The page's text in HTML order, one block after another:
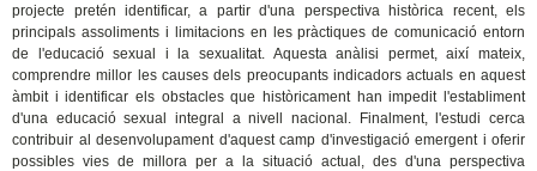
projecte pretén identificar, a partir d'una perspectiva històrica recent, els
principals assoliments i limitacions en les pràctiques de comunicació entorn
de l'educació sexual i la sexualitat. Aquesta anàlisi permet, així mateix,
comprendre millor les causes dels preocupants indicadors actuals en aquest
àmbit i identificar els obstacles que històricament han impedit l'establiment
d'una educació sexual integral a nivell nacional. Finalment, l'estudi cerca
contribuir al desenvolupament d'aquest camp d'investigació emergent i oferir
possibles vies de millora per a la situació actual, des d'una perspectiva